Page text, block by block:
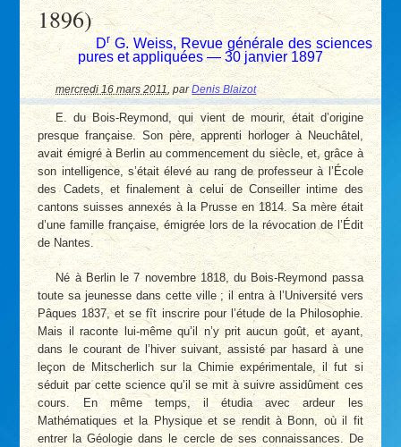
1896)
DrG. Weiss, Revue générale des sciences
pures et appliquées — 30 janvier 1897
mercredi 16 mars 2011 ,parDenis Blaizot
E. du Bois-Reymond, qui vient de mourir, était d’origine
presque française. Son père, apprenti horloger à Neuchâtel,
avait émigré à Berlin au commencement du siècle, et, grâce à
son intelligence, s’était élevé au rang de professeur à l’École
des Cadets, et finalement à celui de Conseiller intime des
cantons suisses annexés à la Prusse en 1814. Sa mère était
d’une famille française, émigrée lors de la révocation de l’Édit
de Nantes.
Né à Berlin le 7 novembre 1818, du Bois-Reymond passa
toute sa jeunesse dans cette ville ; il entra à l’Université vers
Pâques 1837, et se fît inscrire pour l’étude de la Philosophie.
Mais il raconte lui-même qu’il n’y prit aucun goût, et ayant,
dans le courant de l’hiver suivant, assisté par hasard à une
leçon de Mitscherlich sur la Chimie expérimentale, il fut si
séduit par cette science qu’il se mit à suivre assidûment ces
cours. En même temps, il étudia avec ardeur les
Mathématiques et la Physique et se rendit à Bonn, où il fit
entrer la Géologie dans le cercle de ses connaissances. De